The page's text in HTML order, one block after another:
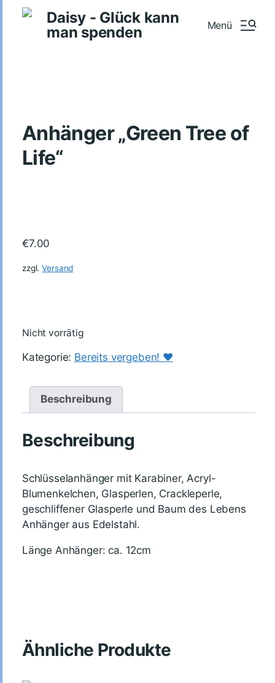
Daisy - Glück kann
man spenden
Menü
Anhänger „Green Tree of
Life“
€7.00
zzgl.Versand
Nicht vorrätig
Kategorie: Bereits vergeben! ♥️
Beschreibung
Beschreibung
Schlüsselanhänger mit Karabiner, Acryl-
Blumenkelchen, Glasperlen, Crackleperle,
geschliffener Glasperle und Baum des Lebens
Anhänger aus Edelstahl.
Länge Anhänger: ca. 12cm
Ähnliche Produkte